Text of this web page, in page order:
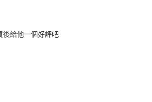
後給他一個好評吧